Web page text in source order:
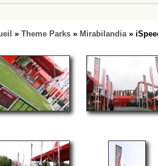
» Theme Parks» Mirabilandia»